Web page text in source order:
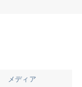
メディア